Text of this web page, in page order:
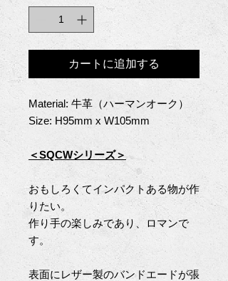
カートに追加する
Material: 牛革（ハーマンオーク）
Size: H95mm x W105mm
＜SQCWシリーズ＞
おもしろくてインパクトある物が作
りたい。
作り手の楽しみであり、ロマンで
す。
表面にレザー製のバンドエードが張